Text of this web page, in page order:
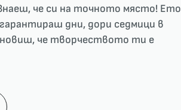
че си на точното място! Ето
дни, дори седмици в
че творчеството ти е